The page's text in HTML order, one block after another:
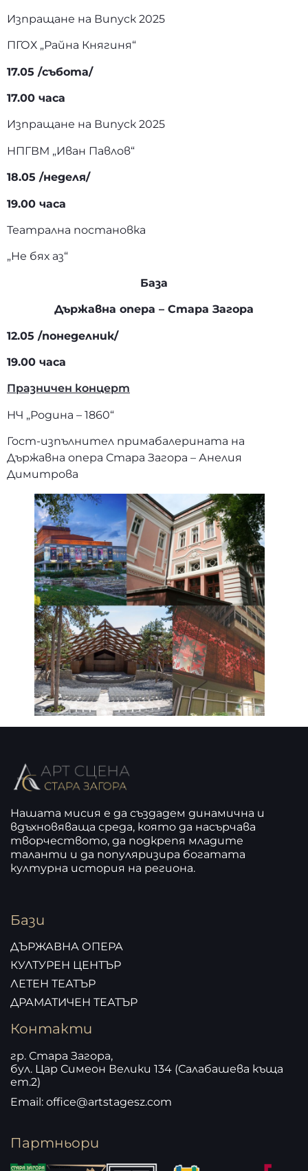
Изпращане на Випуск 2025
ПГОХ „Райна Княгиня“
17.05 /събота/
17.00 часа
Изпращане на Випуск 2025
НПГВМ „Иван Павлов“
18.05 /неделя/
19.00 часа
Театрална постановка
„Не бях аз“
База
Държавна опера – Стара Загора
12.05 /понеделник/
19.00 часа
Празничен концерт
НЧ „Родина – 1860“
Гост-изпълнител примабалерината на
Държавна опера Стара Загора – Анелия
Димитрова
Нашата мисия е да създадем динамична и
вдъхновяваща среда, която да насърчава
творчеството, да подкрепя младите
таланти и да популяризира богатата
културна история на региона.
Бази
ДЪРЖАВНА ОПЕРА
КУЛТУРЕН ЦЕНТЪР
ЛЕТЕН ТЕАТЪР
ДРАМАТИЧЕН ТЕАТЪР
Контакти
гр. Стара Загора,
бул. Цар Симеон Велики 134 (Салабашева къща
ет.2)
Email: office@artstagesz.com
Партньори